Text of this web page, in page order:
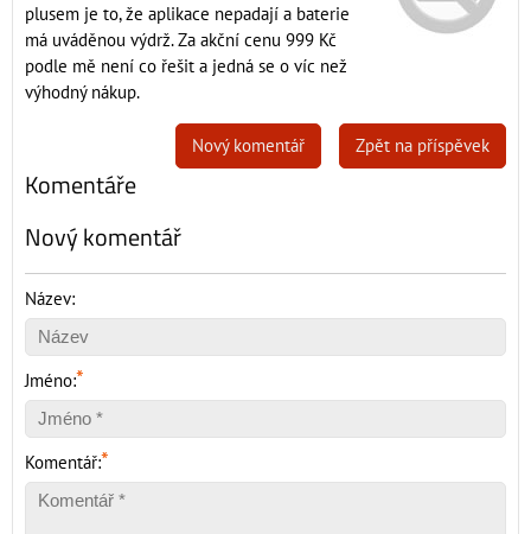
plusem je to, že aplikace nepadají a baterie
má uváděnou výdrž. Za akční cenu 999 Kč
podle mě není co řešit a jedná se o víc než
výhodný nákup.
Zpět na příspěvek
Nový komentář
Komentáře
Nový komentář
Název:
Jméno:*
Komentář:*